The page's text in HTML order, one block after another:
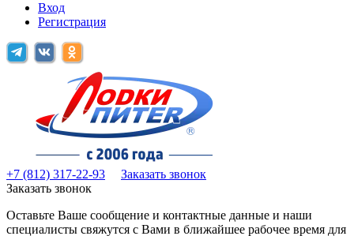
Вход
Регистрация
+7 (812) 317-22-93
Заказать звонок
Заказать звонок
Оставьте Ваше сообщение и контактные данные и наши
специалисты свяжутся с Вами в ближайшее рабочее время для